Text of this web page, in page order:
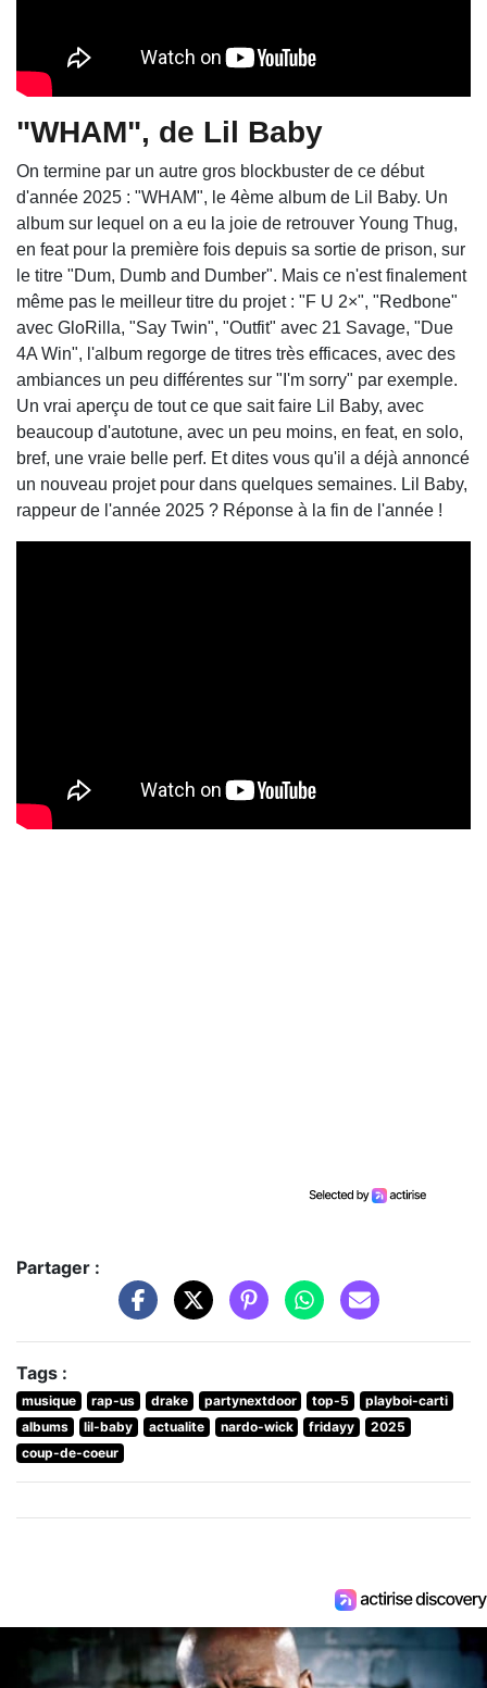
"WHAM", de Lil Baby
On termine par un autre gros blockbuster de ce début
d'année 2025 : "WHAM", le 4ème album de Lil Baby. Un
album sur lequel on a eu la joie de retrouver Young Thug,
en feat pour la première fois depuis sa sortie de prison, sur
le titre "Dum, Dumb and Dumber". Mais ce n'est finalement
même pas le meilleur titre du projet : "F U 2×", "Redbone"
avec GloRilla, "Say Twin", "Outfit" avec 21 Savage, "Due
4A Win", l'album regorge de titres très efficaces, avec des
ambiances un peu différentes sur "I'm sorry" par exemple.
Un vrai aperçu de tout ce que sait faire Lil Baby, avec
beaucoup d'autotune, avec un peu moins, en feat, en solo,
bref, une vraie belle perf. Et dites vous qu'il a déjà annoncé
un nouveau projet pour dans quelques semaines. Lil Baby,
rappeur de l'année 2025 ? Réponse à la fin de l'année !
Partager :
Tags :
musique rap-us drake partynextdoor top-5
playboi-carti
albums
lil-baby actualite nardo-wick fridayy
2025
coup-de-coeur